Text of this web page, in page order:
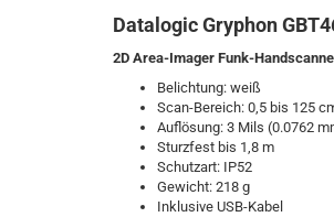
Datalogic Gryphon
2D Area-Imager Funk-
Belichtung: weiß
Scan-Bereich: 0,5 bis 125
Auflösung: 3 Mils (0.0762
Sturzfest bis 1,8 m
Schutzart: IP52
Gewicht: 218 g
Inklusive USB-Kabel